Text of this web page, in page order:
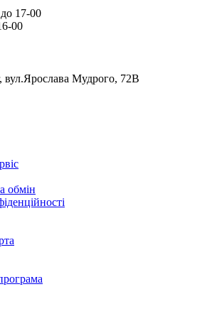
17-00
00
вул.Ярослава Мудрого, 72В
обмін